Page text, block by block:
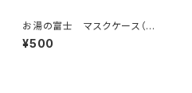
お湯の富士 マスクケース（江
戸川区浴場組合）
¥500